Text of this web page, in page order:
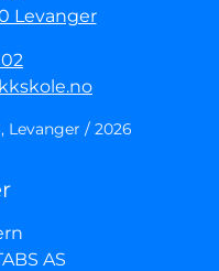
Levanger
Levanger / 2026
AS